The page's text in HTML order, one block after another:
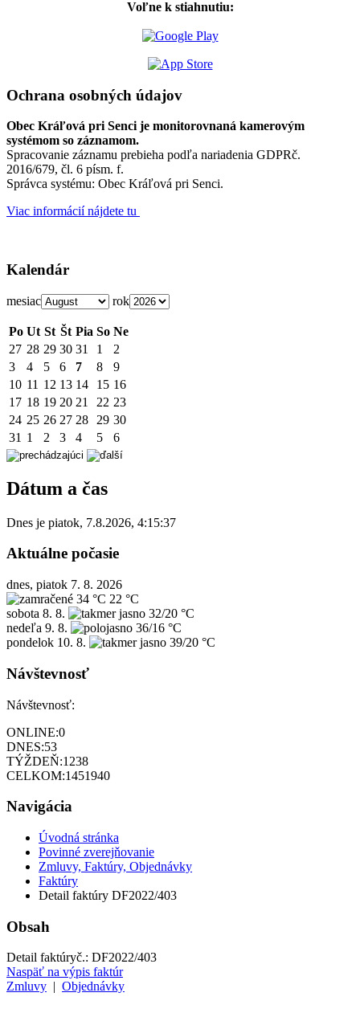
Voľne k stiahnutiu:
Ochrana osobných údajov
Obec Kráľová pri Senci je monitorovnaná kamerovým
systémom so záznamom.
Spracovanie záznamu prebieha podľa nariadenia GDPRč.
2016/679, čl. 6 písm. f.
Správca systému: Obec Kráľová pri Senci.
Viac informácií nájdete tu
Kalendár
mesiac rok
Po Ut St Št Pia So Ne
27 28 29 30 31 1
2
3
4 5 6 7 8
9
10 11 12 13 14 15 16
17 18 19 20 21 22 23
24 25 26 27 28 29 30
31 1 2 3 4 5 6
Dátum a čas
Dnes je piatok, 7.8.2026, 4:15:37
Aktuálne počasie
dnes, piatok 7. 8. 2026
34 °C 22 °C
sobota 8. 8.
32/20 °C
nedeľa 9. 8.
36/16 °C
pondelok 10. 8. 39/20 °C
Návštevnosť
Návštevnosť:
ONLINE:0
DNES:53
TÝŽDEŇ:1238
CELKOM:1451940
Navigácia
Úvodná stránka
Povinné zverejňovanie
Zmluvy, Faktúry, Objednávky
Faktúry
Detail faktúry DF2022/403
Obsah
Detail faktúryč.: DF2022/403
Naspäť na výpis faktúr
Zmluvy
Objednávky